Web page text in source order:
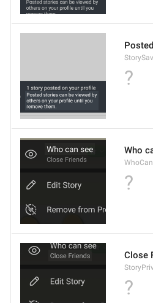
?
Who
?
Close
?